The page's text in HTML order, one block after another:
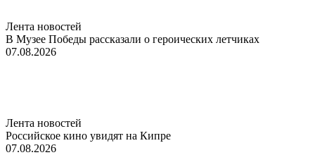
Лента новостей
В Музее Победы рассказали о героических летчиках
07.08.2026
Лента новостей
Российское кино увидят на Кипре
07.08.2026